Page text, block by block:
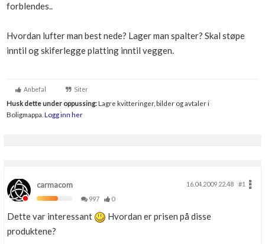
forblendes..
Hvordan lufter man best nede? Lager man spalter? Skal støpe
inntil og skiferlegge platting inntil veggen.
Anbefal Siter
Husk dette under oppussing:Lagre kvitteringer, bilder og avtaler i
Boligmappa. Logg inn her
carmacom 16.04.2009 22.48
#1
997
0
Dette var interessant
Hvordan er prisen på disse
produktene?